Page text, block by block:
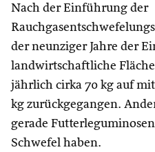
Nach der Einführung der
der neunziger Jahre der
landwirtschaftliche
jährlich cirka 70 kg auf
kg zurückgegangen.
gerade
Schwefel haben.